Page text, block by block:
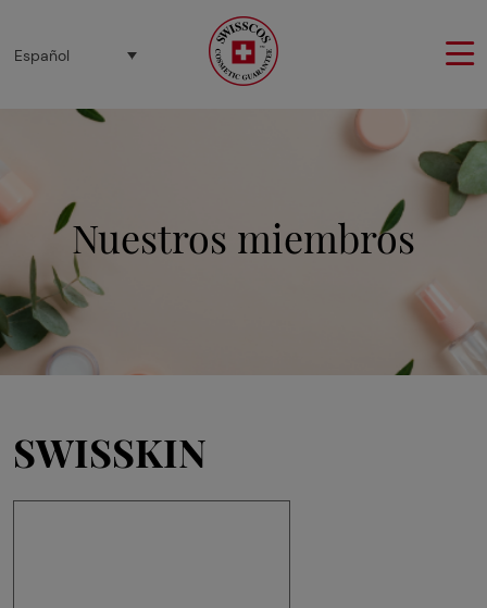
Español
Nuestros miembros
SWISSKIN